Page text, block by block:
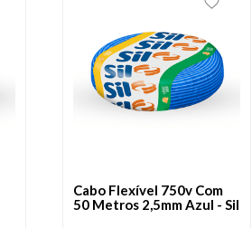
Cabo Flexível 750v Com
50 Metros 2,5mm Azul - Sil